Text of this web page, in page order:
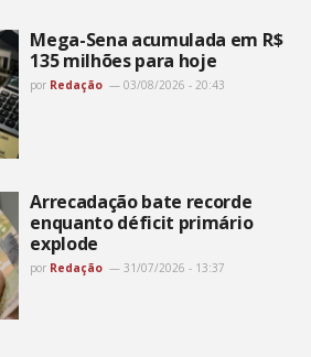
Mega-Sena acumulada em R$
135 milhões para hoje
por Redação 03/08/2026 - 20:43
Arrecadação bate recorde
enquanto déficit primário
explode
por Redação 31/07/2026 - 13:37